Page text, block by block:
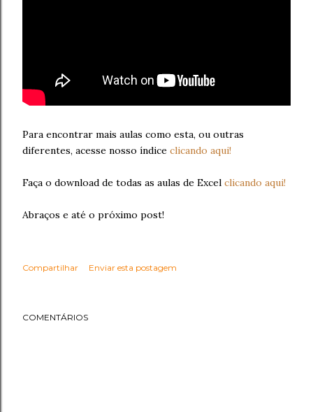
Para encontrar mais aulas como esta, ou outras
diferentes, acesse nosso índice clicando aqui!
Faça o download de todas as aulas de Excel clicando aqui!
Abraços e até o próximo post!
Compartilhar Enviar esta postagem
COMENTÁRIOS